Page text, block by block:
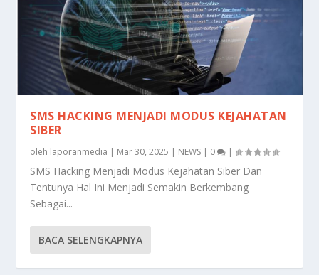
SMS HACKING MENJADI MODUS KEJAHATAN
SIBER
oleh laporanmedia | Mar 30, 2025 | NEWS | 0 |
SMS Hacking Menjadi Modus Kejahatan Siber Dan
Tentunya Hal Ini Menjadi Semakin Berkembang
Sebagai...
BACA SELENGKAPNYA